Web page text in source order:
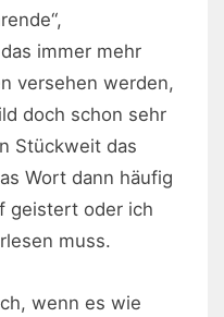
immer mehr
versehen werden,
doch schon sehr
Stückweit das
Wort dann häufig
geistert oder ich
muss.
wenn es wie